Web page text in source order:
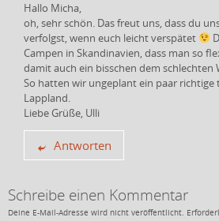
Hallo Micha,
oh, sehr schön. Das freut uns, dass du
verfolgst, wenn euch leicht verspätet
Campen in Skandinavien, dass man so
damit auch ein bisschen dem schlechten
So hatten wir ungeplant ein paar richtige
Lappland.
Liebe Grüße, Ulli
Antworten
Schreibe einen Kommentar
Deine E-Mail-Adresse wird nicht veröffentlicht.